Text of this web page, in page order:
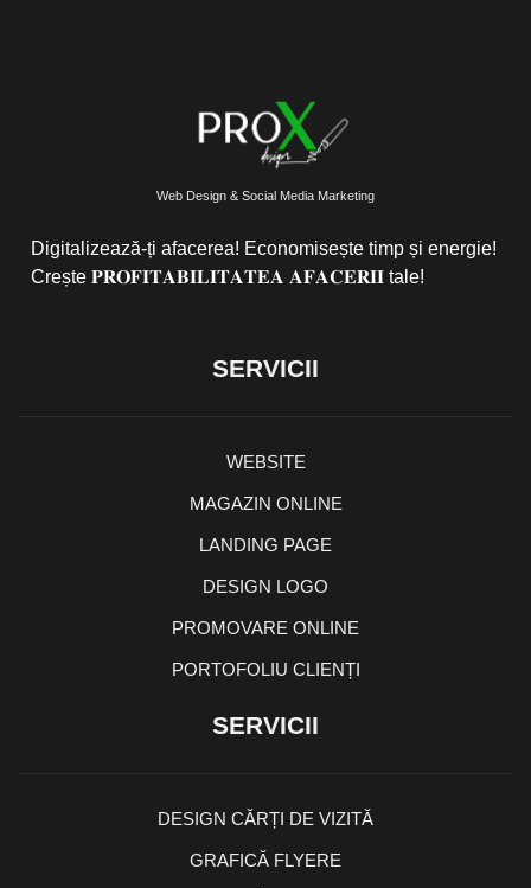
Web Design & Social Media Marketing
Digitalizează-ți afacerea! Economisește timp și energie!
Crește 𝐏𝐑𝐎𝐅𝐈𝐓𝐀𝐁𝐈𝐋𝐈𝐓𝐀𝐓𝐄𝐀 𝐀𝐅𝐀𝐂𝐄𝐑𝐈𝐈 tale!
SERVICII
WEBSITE
MAGAZIN ONLINE
LANDING PAGE
DESIGN LOGO
PROMOVARE ONLINE
PORTOFOLIU CLIENȚI
SERVICII
DESIGN CĂRȚI DE VIZITĂ
GRAFICĂ FLYERE